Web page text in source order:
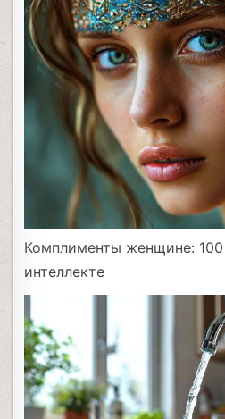
Комплименты женщине:
интеллекте